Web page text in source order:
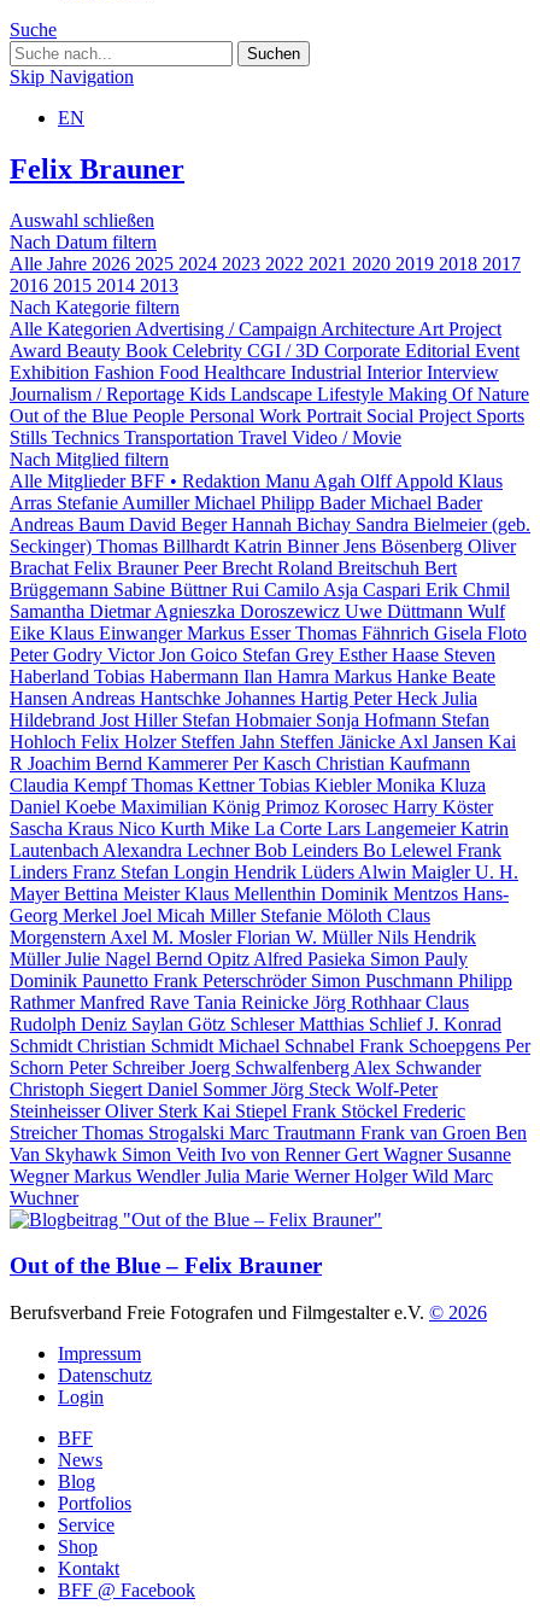
Suche
Skip Navigation
EN
Felix Brauner
Auswahl schließen
Nach Datum filtern
Alle Jahre 2026 2025 2024 2023 2022 2021 2020 2019 2018 2017
2016 2015 2014 2013
Nach Kategorie filtern
Alle Kategorien Advertising / Campaign Architecture Art Project
Award Beauty Book Celebrity CGI / 3D Corporate Editorial Event
Exhibition Fashion Food Healthcare Industrial InteriorInterview
Journalism / Reportage Kids Landscape Lifestyle Making OfNature
Out of the Blue People Personal Work Portrait Social Project Sports
Stills Technics Transportation Travel Video / Movie
Nach Mitglied filtern
Alle MitgliederBFF • Redaktion Manu Agah Olff Appold Klaus
Arras Stefanie AumillerMichael Philipp BaderMichael Bader
Andreas Baum David BegerHannah Bichay Sandra Bielmeier (geb.
Seckinger) Thomas Billhardt Katrin BinnerJens Bösenberg Oliver
Brachat Felix BraunerPeer Brecht Roland Breitschuh Bert
Brüggemann Sabine BüttnerRui Camilo Asja Caspari Erik Chmil
Samantha DietmarAgnieszka Doroszewicz Uwe Düttmann Wulf
Eike Klaus EinwangerMarkus EsserThomas Fähnrich Gisela Floto
Peter Godry Victor Jon Goico Stefan Grey Esther Haase Steven
Haberland Tobias Habermann Ilan Hamra Markus Hanke Beate
Hansen Andreas Hantschke Johannes Hartig Peter Heck Julia
Hildebrand Jost Hiller Stefan Hobmaier Sonja Hofmann Stefan
Hohloch Felix Holzer Steffen Jahn Steffen Jänicke Axl Jansen Kai
R Joachim Bernd KammererPer Kasch Christian Kaufmann
Claudia KempfThomas KettnerTobias KieblerMonika Kluza
Daniel Koebe Maximilian König Primoz Korosec Harry Köster
Sascha Kraus Nico Kurth Mike La Corte Lars LangemeierKatrin
Lautenbach Alexandra LechnerBob Leinders Bo Lelewel Frank
Linders Franz Stefan Longin Hendrik Lüders Alwin MaiglerU. H.
MayerBettina MeisterKlaus Mellenthin Dominik Mentzos Hans-
Georg Merkel Joel Micah Miller Stefanie Möloth Claus
Morgenstern Axel M. MoslerFlorian W. MüllerNils Hendrik
MüllerJulie Nagel Bernd Opitz Alfred Pasieka Simon Pauly
Dominik Paunetto Frank Peterschröder Simon Puschmann Philipp
RathmerManfred Rave Tania Reinicke Jörg RothhaarClaus
Rudolph Deniz Saylan Götz SchleserMatthias SchliefJ. Konrad
Schmidt Christian Schmidt Michael Schnabel Frank Schoepgens Per
Schorn Peter SchreiberJoerg Schwalfenberg Alex Schwander
Christoph Siegert Daniel SommerJörg Steck Wolf-Peter
SteinheisserOliver Sterk Kai Stiepel Frank Stöckel Frederic
StreicherThomas Strogalski Marc Trautmann Frank van Groen Ben
Van Skyhawk Simon Veith Ivo von RennerGert Wagner Susanne
WegnerMarkus WendlerJulia Marie WernerHolger Wild Marc
Wuchner
Out of the Blue – Felix Brauner
Berufsverband Freie Fotografen und Filmgestalter e.V. © 2026
Impressum
Datenschutz
Login
BFF
News
Blog
Portfolios
Service
Shop
Kontakt
BFF @ Facebook